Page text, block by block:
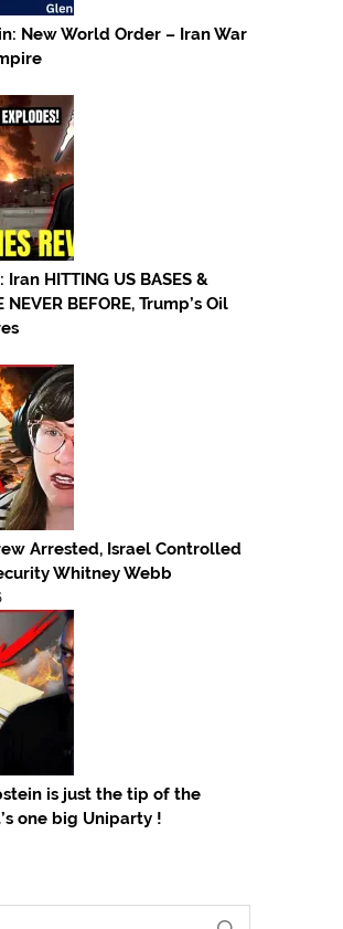
New World Order – Iran War
HITTING US BASES &
NEVER BEFORE, Trump’s Oil
Arrested, Israel Controlled
Whitney Webb
is just the tip of the
one big Uniparty !